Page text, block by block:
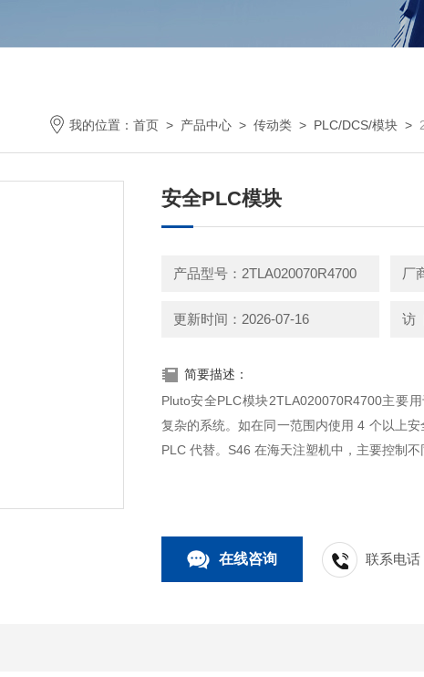
我的位置： 首页 > 产品中心 > 传动类 > PLC/DCS/模块 >
安全PLC模块
产品型号：2TLA020070R4700 厂
更新时间：2026-07-16 访
简要描述：
Pluto安全PLC模块2TLA020070R4700主要
复杂的系统。如在同一范围内使用 4 个以上
PLC 代替。S46 在海天注塑机中，主要控制不
在线咨询 联系电话